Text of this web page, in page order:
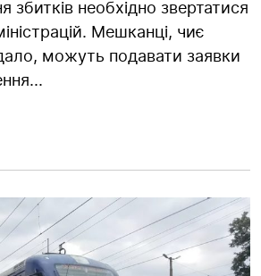
збитків необхідно звертатися
Мешканці, чиє
можуть подавати заявки